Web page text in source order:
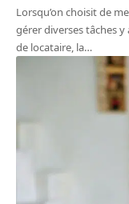
Lorsqu’on choisit de
gérer diverses tâches
de locataire, la…